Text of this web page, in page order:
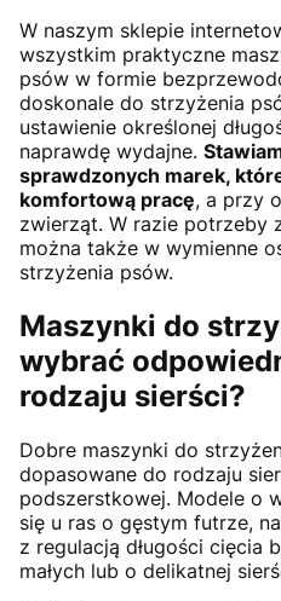
W naszym sklepie
wszystkim praktyczne
psów w formie
doskonale do strzyżenia
ustawienie określonej
naprawdę wydajne.
sprawdzonych marek,
komfortową pracę, a przy
zwierząt. W razie potrzeby
można także w wymienne
strzyżenia psów.
Maszynki do
wybrać
rodzaju sierści?
Dobre maszynki do
dopasowane do rodzaju
podszerstkowej. Modele o
się u ras o gęstym futrze,
z regulacją długości cięcia
małych lub o delikatnej